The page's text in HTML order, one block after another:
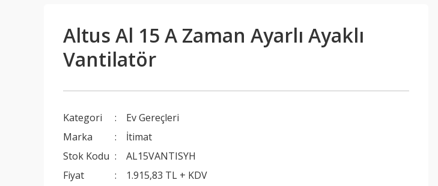
Altus Al 15 A Zaman Ayarlı Ayaklı
Vantilatör
Kategori
Ev Gereçleri
Marka
İtimat
Stok Kodu
AL15VANTISYH
Fiyat
1.915,83 TL + KDV